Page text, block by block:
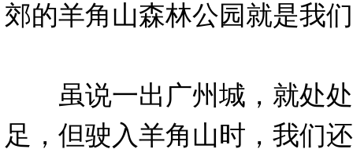
郊的羊角山森林公园就是我
虽说一出广州城，就处处
足，但驶入羊角山时，我们